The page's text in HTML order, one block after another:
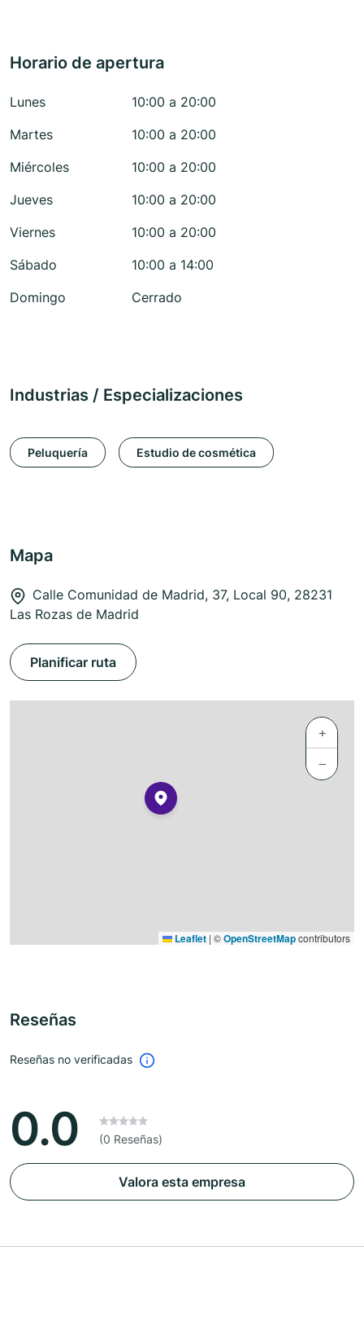
Horario de apertura
Lunes
10:00 a 20:00
Martes
10:00 a 20:00
Miércoles
10:00 a 20:00
Jueves
10:00 a 20:00
Viernes
10:00 a 20:00
Sábado
10:00 a 14:00
Domingo
Cerrado
Industrias / Especializaciones
Peluquería Estudio de cosmética
Mapa
Calle Comunidad de Madrid, 37, Local 90, 28231
Las Rozas de Madrid
Planificar ruta
+
−
Leaflet | ©OpenStreetMapcontributors
Reseñas
Reseñas no verificadas
0.0 (0 Reseñas)
Valora esta empresa